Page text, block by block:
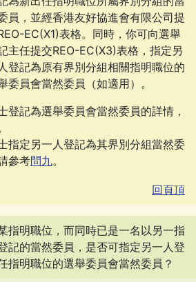
員，並經香港友好協進會有限公司提
EC(X1)表格。同時，你可向選舉
主任提交REO-EC(X3)表格，指定另
登記為原有界別分組相關指明職位的
委員會當然委員（如適用）。
登記為選舉委員會當然委員的詳情，
指定另一人登記為其界別分組當然委
參考問九。
回頁頂
指明職位，而同時已是一名以另一指
記的當然委員，是否可指定另一人登
指明職位的選舉委員會當然委員？